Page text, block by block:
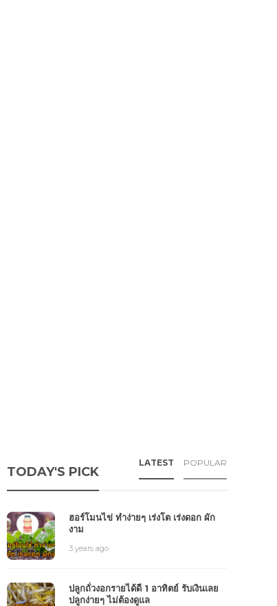
TODAY'S PICK
LATEST POPULAR
ฮอร์โมนไข่ ทำง่ายๆ เร่งโต เร่งดอก ผัก
งาม
3 years ago
ปลูกถั่วงอกรายได้ดี 1 อาทิตย์ รับเงินเลย
ปลูกง่ายๆ ไม่ต้องดูแล